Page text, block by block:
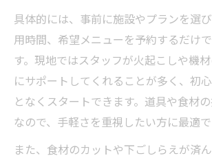
具体的には、事前に施設やプランを選
用時間、希望メニューを予約するだけ
す。現地ではスタッフが火起こしや機
にサポートしてくれることが多く、初
となくスタートできます。道具や食材
なので、手軽さを重視したい方に最適で
また、食材のカットや下ごしらえが済